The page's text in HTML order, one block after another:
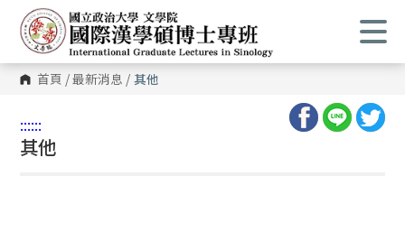
首頁 /最新消息 / 其他
::::::
其他